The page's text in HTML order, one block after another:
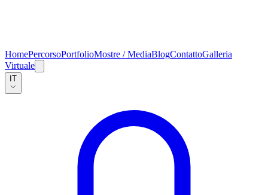
HomePercorsoPortfolioMostre / MediaBlogContattoGalleria
Virtuale
IT